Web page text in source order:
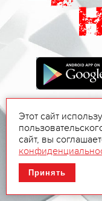
Этот сайт
сайт, вы
Принять